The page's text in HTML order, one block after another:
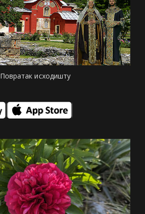
Повратак исходишту